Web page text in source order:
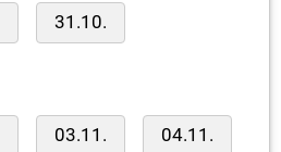
31.10.
03.11. 04.11.